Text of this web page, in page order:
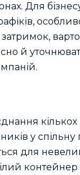
Для
й
кількох
у спільну
для
контейнер